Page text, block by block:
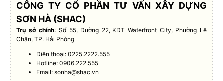
CÔNG TY CỔ PHẦN TƯ VẤN XÂY DỰNG
SƠN HÀ (SHAC)
Trụ sở chính: Số 55, Đường 22, KĐT Waterfront City, Phường Lê
Chân, TP. Hải Phòng
Điện thoại: 0225.2222.555
Hotline: 0906.222.555
Email:sonha@shac.vn